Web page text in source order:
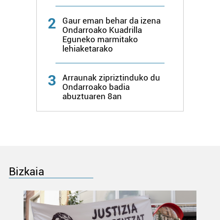
erabiltzen dituen hauta dezakezu.
Bazkide batzuek ez dizute baimenik eskatzen, eta beren
duten interes legitimoa eta horren aurka nola egin
dezakezun ikusteko.
Webgune honek cookie propioak eta hirugarrenen cookie-
fitxategiak erabiltzen ditu. Zure esperientzia eta
zerbitzuak hobetzeko asmoz, cookie teknologiaz
baliatzen gara. Ohar hau onartuz gero, teknologia hori
2
Gaur eman behar da izena
Ondarroako Kuadrilla
Eguneko marmitako
lehiaketarako
3
Arraunak zipriztinduko du
Ondarroako badia
abuztuaren 8an
Bizkaia